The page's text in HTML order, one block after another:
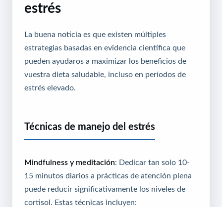
estrés
La buena noticia es que existen múltiples
estrategias basadas en evidencia científica que
pueden ayudaros a maximizar los beneficios de
vuestra dieta saludable, incluso en períodos de
estrés elevado.
Técnicas de manejo del estrés
Mindfulness y meditación: Dedicar tan solo 10-
15 minutos diarios a prácticas de atención plena
puede reducir significativamente los niveles de
cortisol. Estas técnicas incluyen: